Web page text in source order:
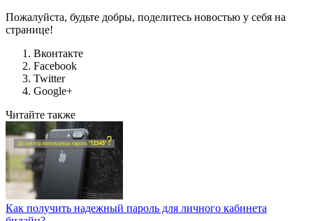
Пожалуйста, будьте добры, поделитесь новостью у себя на
странице!
Вконтакте
Facebook
Twitter
Google+
Читайте также
Как получить надежный пароль для личного кабинета